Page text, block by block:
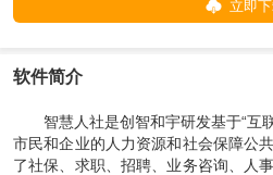
立即
软件简介
智慧人社是创智和宇研发基于“互
市民和企业的人力资源和社会保障公
了社保、求职、招聘、业务咨询、人